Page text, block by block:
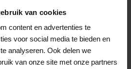
van cookies
content en advertenties te
voor social media te bieden en
analyseren. Ook delen we
van onze site met onze partners